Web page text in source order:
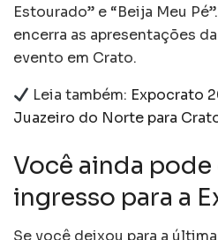
Estourado” e “Beija Meu
encerra as apresentações
evento em Crato.
Leia também: Expocrato
Juazeiro do Norte para
Você ainda
ingresso para a